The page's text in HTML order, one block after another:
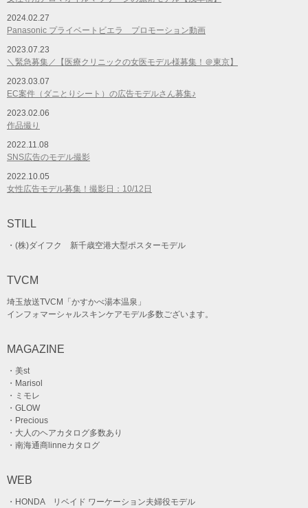
2024.02.27
Panasonic プライベートビエラ プロモーション動画
2023.07.23
＼緊急募集／【医療クリニックの女医モデル様募集！＠東京】
2023.03.07
EC案件（ダニとりシート）の広告モデルさん募集♪
2023.02.06
作品撮り
2022.11.08
SNS広告のモデル撮影
2022.10.05
女性広告モデル募集！撮影日：10/12日
STILL
・(株)ダイフク 新千歳空港大型ポスターモデル
TVCM
埼玉放送TVCM「かすかべ湯本温泉」
インフォマーシャルスキンケアモデル多数ございます。
MAGAZINE
・美st
・Marisol
・ミモレ
・GLOW
・Precious
・大人のヘアカタログ多数あり
・南海通商linneカタログ
WEB
・HONDA リベイド ワーケーション夫婦役モデル